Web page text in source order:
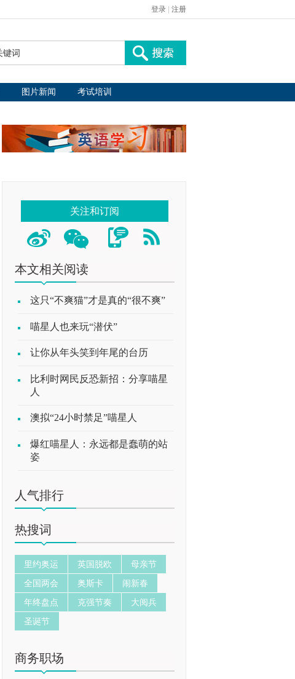
登录 注册
图片新闻 考试培训
关注和订阅
本文相关阅读
这只“不爽猫”才是真的“很不爽”
喵星人也来玩“潜伏”
让你从年头笑到年尾的台历
比利时网民反恐新招：分享喵星
人
澳拟“24小时禁足”喵星人
爆红喵星人：永远都是蠢萌的站
姿
人气排行
热搜词
里约奥运 英国脱欧
母亲节
全国两会
奥斯卡
闹新春
年终盘点
克强节奏
大阅兵
圣诞节
商务职场